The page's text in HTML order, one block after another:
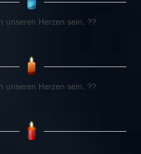
unseren Herzen sein. ??
unseren Herzen sein. ??